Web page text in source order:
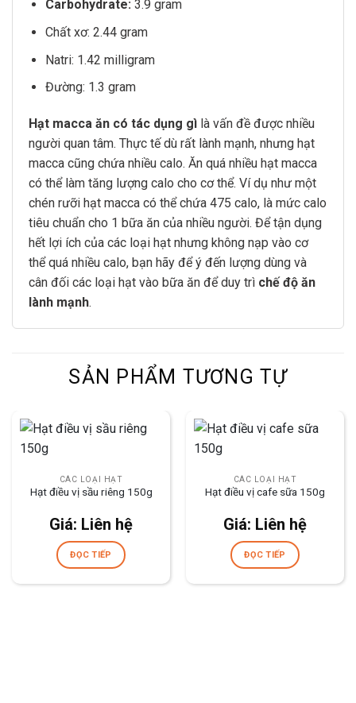
Carbohydrate: 3.9 gram
Chất xơ: 2.44 gram
Natri: 1.42 milligram
Đường: 1.3 gram
Hạt macca ăn có tác dụng gì là vấn đề được nhiều
người quan tâm. Thực tế dù rất lành mạnh, nhưng hạt
macca cũng chứa nhiều calo. Ăn quá nhiều hạt macca
có thể làm tăng lượng calo cho cơ thể. Ví dụ như một
chén rưỡi hạt macca có thể chứa 475 calo, là mức calo
tiêu chuẩn cho 1 bữa ăn của nhiều người. Để tận dụng
hết lợi ích của các loại hạt nhưng không nạp vào cơ
thể quá nhiều calo, bạn hãy để ý đến lượng dùng và
cân đối các loại hạt vào bữa ăn để duy trì chế độ ăn
lành mạnh.
SẢN PHẨM TƯƠNG TỰ
CÁC LOẠI HẠT
Hạt điều vị sầu riêng 150g
Giá: Liên hệ
ĐỌC TIẾP
CÁC LOẠI HẠT
Hạt điều vị cafe sữa 150g
Giá: Liên hệ
ĐỌC TIẾP